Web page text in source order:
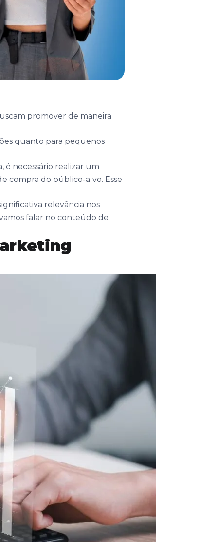
promover de maneira
quanto para pequenos
é necessário realizar um
compra do público-alvo. Esse
relevância nos
falar no conteúdo de